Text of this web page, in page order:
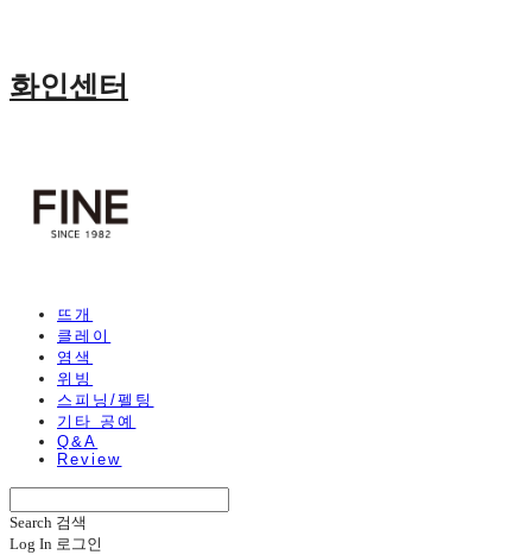
화인센터
뜨개
클레이
염색
위빙
스피닝/펠팅
기타 공예
Q&A
Review
Search 검색
Log In 로그인